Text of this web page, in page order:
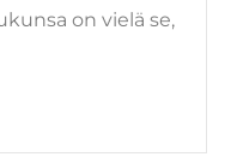
on vielä se,